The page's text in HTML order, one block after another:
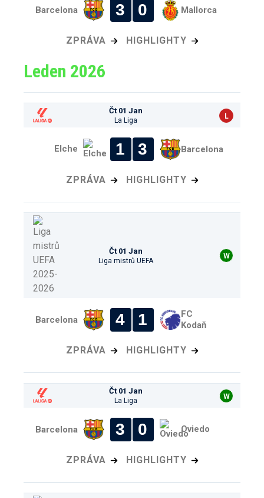
Barcelona 3 0 Mallorca
ZPRÁVA HIGHLIGHTY
Leden 2026
Čt 01 Jan
La Liga
L
Elche 1 3 Barcelona
ZPRÁVA HIGHLIGHTY
Čt 01 Jan
Liga mistrů UEFA
W
Barcelona 4 1
FC
Kodaň
ZPRÁVA HIGHLIGHTY
Čt 01 Jan
La Liga
W
Barcelona 3 0 Oviedo
ZPRÁVA HIGHLIGHTY